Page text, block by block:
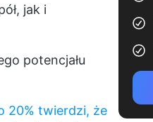
jak i
potencjału
20% twierdzi, że